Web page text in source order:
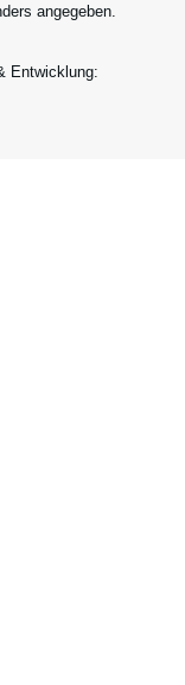
angegeben.
Entwicklung: